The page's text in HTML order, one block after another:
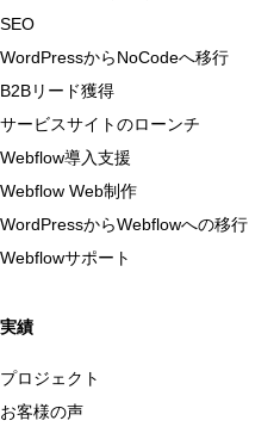
SEO
WordPressからNoCodeへ移行
B2Bリード獲得
サービスサイトのローンチ
Webflow導入支援
Webflow Web制作
WordPressからWebflowへの移行
Webflowサポート
実績
プロジェクト
お客様の声